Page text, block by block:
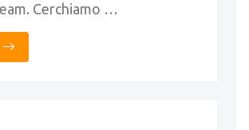
Cerchiamo …